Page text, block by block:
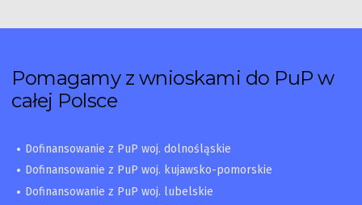
Pomagamy z wnioskami do PuP w
całej Polsce
Dofinansowanie z PuP woj. dolnośląskie
Dofinansowanie z PuP woj. kujawsko-pomorskie
Dofinansowanie z PuP woj. lubelskie